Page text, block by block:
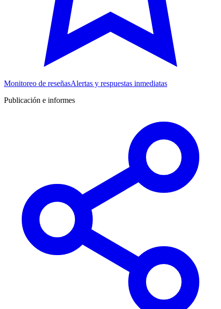
Monitoreo de reseñasAlertas y respuestas inmediatas
Publicación e informes